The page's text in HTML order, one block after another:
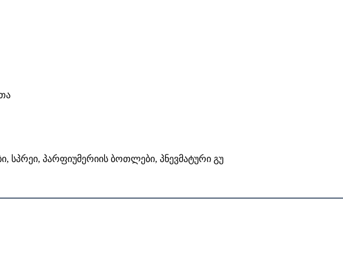
სპრეი, პარფიუმერიის ბოთლები, პნევმატური გუ